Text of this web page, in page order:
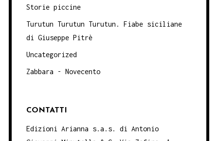
Storie piccine
Turutun Turutun Turutun. Fiabe siciliane
di Giuseppe Pitrè
Uncategorized
Zabbara - Novecento
CONTATTI
Edizioni Arianna s.a.s. di Antonio